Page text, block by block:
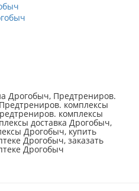
Дрогобыч, Предтрениров.
комплексы
комплексы
доставка Дрогобыч,
Дрогобыч, купить
Дрогобыч, заказать
Дрогобыч